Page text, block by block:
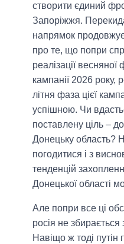
створити єдиний
Запоріжжя.
напрямок
про те, що попри
реалізації
кампанії 2026 року,
літня фаза цієї
успішною. Чи
поставлену ціль –
Донецьку область?
погодитися і з
тенденцій
Донецької області
Але попри все ці
росія не збирається
Навіщо ж тоді путін